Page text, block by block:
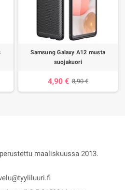
Samsung Galaxy A12 musta
suojakuori
4,90 € 8,90 €
maaliskuussa 2013.